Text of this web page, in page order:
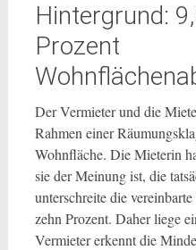
Hintergrund:
Prozent
Der Vermieter und die
Rahmen einer
Wohnfläche. Die Mieterin
sie der Meinung ist, die
unterschreite die
zehn Prozent. Daher liege
Vermieter erkennt die